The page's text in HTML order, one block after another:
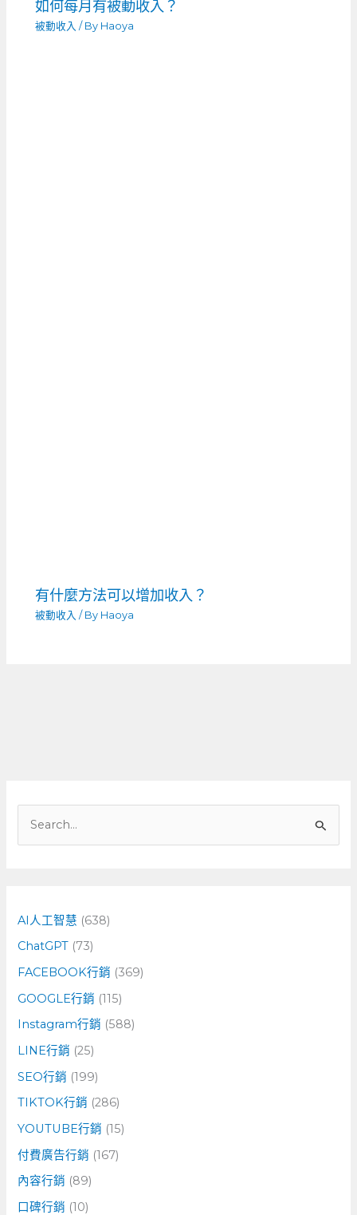
如何每月有被動收入？
被動收入 / By Haoya
有什麼方法可以增加收入？
被動收入 / By Haoya
字
:
AI人工智慧 (638)
ChatGPT (73)
FACEBOOK行銷 (369)
GOOGLE行銷 (115)
Instagram行銷 (588)
LINE行銷 (25)
SEO行銷 (199)
TIKTOK行銷 (286)
YOUTUBE行銷 (15)
付費廣告行銷 (167)
內容行銷 (89)
口碑行銷 (10)